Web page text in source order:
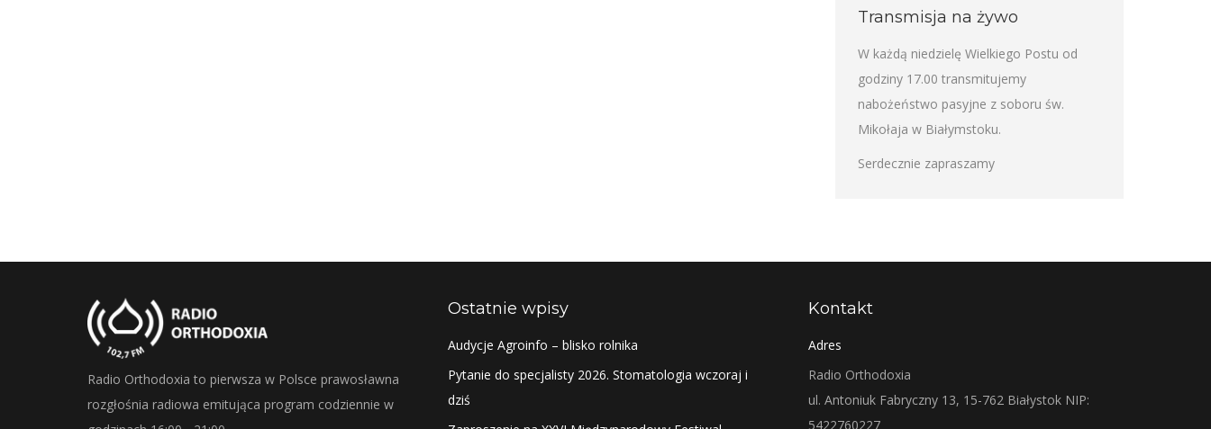
Transmisja na żywo
W każdą niedzielę Wielkiego Postu od
godziny 17.00 transmitujemy
nabożeństwo pasyjne z soboru św.
Mikołaja w Białymstoku.
Serdecznie zapraszamy
Radio Orthodoxia to pierwsza w Polsce prawosławna
rozgłośnia radiowa emitująca program codziennie w
Ostatnie wpisy
Audycje Agroinfo – blisko rolnika
Pytanie do specjalisty 2026. Stomatologia wczoraj i
dziś
Kontakt
Adres
Radio Orthodoxia
ul. Antoniuk Fabryczny 13, 15-762 Białystok NIP:
5422760227